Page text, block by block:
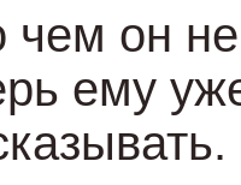
чем он
ему